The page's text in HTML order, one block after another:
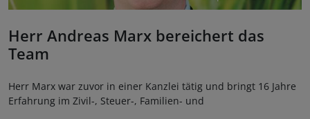
Herr Andreas Marx bereichert das
Team
Herr Marx war zuvor in einer Kanzlei tätig und bringt 16 Jahre
Erfahrung im Zivil-, Steuer-, Familien- und